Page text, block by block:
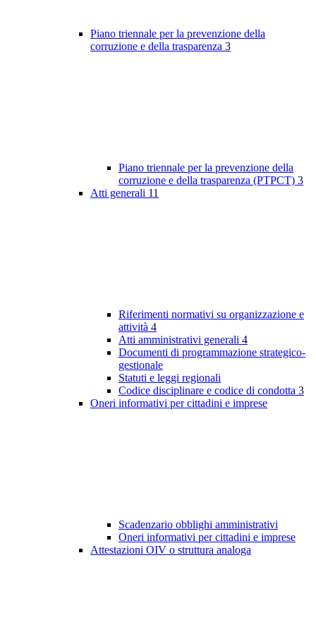
Piano triennale per la prevenzione della
corruzione e della trasparenza 3
Piano triennale per la prevenzione della
corruzione e della trasparenza (PTPCT) 3
Atti generali 11
Riferimenti normativi su organizzazione e
attività 4
Atti amministrativi generali 4
Documenti di programmazione strategico-
gestionale
Statuti e leggi regionali
Codice disciplinare e codice di condotta 3
Oneri informativi per cittadini e imprese
Scadenzario obblighi amministrativi
Oneri informativi per cittadini e imprese
Attestazioni OIV o struttura analoga